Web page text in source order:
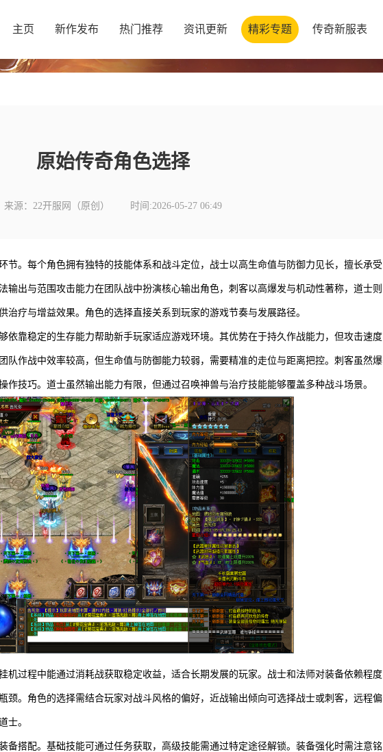
主页 新作发布 热门推荐 资讯更新 精彩专题 传奇新服表
原始传奇角色选择
来源：22开服网（原创） 时间:2026-05-27 06:49
节。每个角色拥有独特的技能体系和战斗定位，战士以高生命值与防御力见长，擅长承受
输出与范围攻击能力在团队战中扮演核心输出角色，刺客以高爆发与机动性著称，道士则
治疗与增益效果。角色的选择直接关系到玩家的游戏节奏与发展路径。
依靠稳定的生存能力帮助新手玩家适应游戏环境。其优势在于持久作战能力，但攻击速度
队作战中效率较高，但生命值与防御能力较弱，需要精准的走位与距离把控。刺客虽然爆
作技巧。道士虽然输出能力有限，但通过召唤神兽与治疗技能能够覆盖多种战斗场景。
机过程中能通过消耗战获取稳定收益，适合长期发展的玩家。战士和法师对装备依赖程度
颈。角色的选择需结合玩家对战斗风格的偏好，近战输出倾向可选择战士或刺客，远程偏
士。
备搭配。基础技能可通过任务获取，高级技能需通过特定途径解锁。装备强化时需注意铭